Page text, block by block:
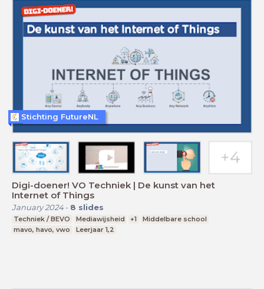
Digi-doener! VO Techniek | De kunst van het
Internet of Things
January 2024- 8 slides
Techniek / BEVO Mediawijsheid +1
Middelbare school
mavo, havo, vwo
Leerjaar 1,2
Stichting FutureNL